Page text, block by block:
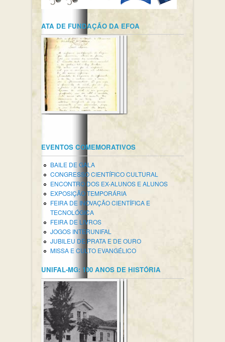
ATA DE FUNDAÇÃO DA EFOA
EVENTOS COMEMORATIVOS
BAILE DE GALA
CONGRESSO CIENTÍFICO CULTURAL
ENCONTRO DOS EX-ALUNOS E ALUNOS
EXPOSIÇÃO TEMPORÁRIA
FEIRA DE INOVAÇÃO CIENTÍFICA E
TECNOLÓGICA
FEIRA DE LIVROS
JOGOS INTERUNIFAL
JUBILEU DE PRATA E DE OURO
MISSA E CULTO EVANGÉLICO
UNIFAL-MG: 100 ANOS DE HISTÓRIA